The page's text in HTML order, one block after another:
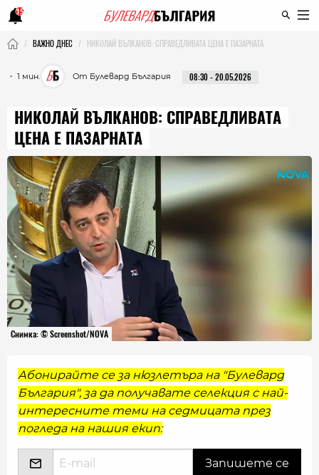
15
ВАЖНО ДНЕС НИКОЛАЙ ВЪЛКАНОВ: СПРАВЕДЛИВАТА ЦЕНА Е ПАЗАРНАТА
・ 1 мин. От Булевард България 08:30 - 20.05.2026
НИКОЛАЙ ВЪЛКАНОВ: СПРАВЕДЛИВАТА
ЦЕНА Е ПАЗАРНАТА
Снимка: © Screenshot/NOVA
Абонирайте се за нюзлетъра на "Булевард
България", за да получавате селекция с най-
интересните теми на седмицата през
погледа на нашия екип: